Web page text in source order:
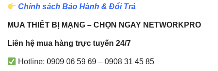
Chính sách Bảo Hành & Đổi Trả
MUA THIẾT BỊ MẠNG – CHỌN NGAY NETWORKPRO
Liên hệ mua hàng trực tuyến 24/7
Hotline: 0909 06 59 69 – 0908 31 45 85